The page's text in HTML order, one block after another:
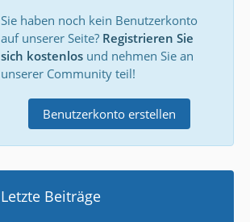
Sie haben noch kein Benutzerkonto
auf unserer Seite? Registrieren Sie
sich kostenlos und nehmen Sie an
unserer Community teil!
Benutzerkonto erstellen
Letzte Beiträge